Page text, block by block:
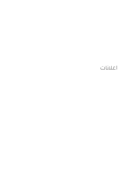
اعلانات